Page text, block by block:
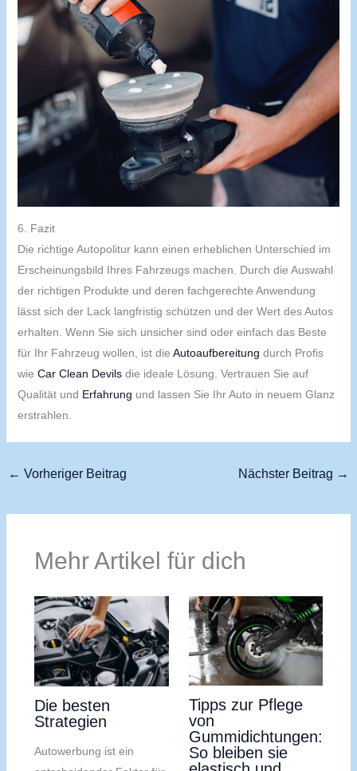
6. Fazit
Die richtige Autopolitur kann einen erheblichen Unterschied im
Erscheinungsbild Ihres Fahrzeugs machen. Durch die Auswahl
der richtigen Produkte und deren fachgerechte Anwendung
lässt sich der Lack langfristig schützen und der Wert des Autos
erhalten. Wenn Sie sich unsicher sind oder einfach das Beste
für Ihr Fahrzeug wollen, ist die Autoaufbereitung durch Profis
wie Car Clean Devilsdie ideale Lösung. Vertrauen Sie auf
Qualität und Erfahrung und lassen Sie Ihr Auto in neuem Glanz
erstrahlen.
← Vorheriger Beitrag Nächster Beitrag →
Mehr Artikel für dich
Die besten
Strategien
Autowerbung ist ein
Tipps zur Pflege
von
Gummidichtungen:
So bleiben sie